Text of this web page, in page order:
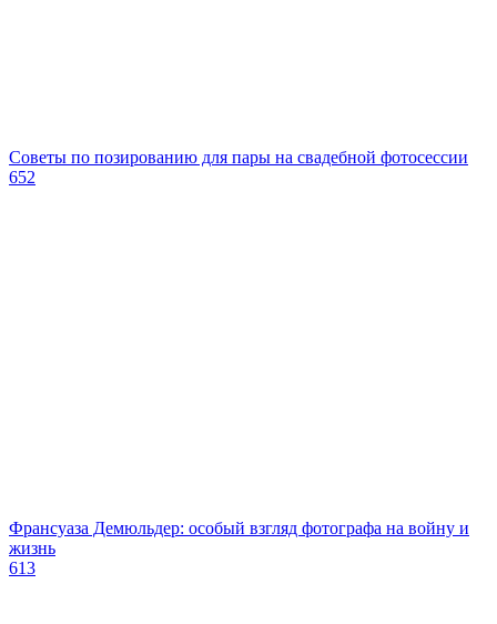
Советы по позированию для пары на свадебной фотосессии
652
Франсуаза Демюльдер: особый взгляд фотографа на войну и
жизнь
613